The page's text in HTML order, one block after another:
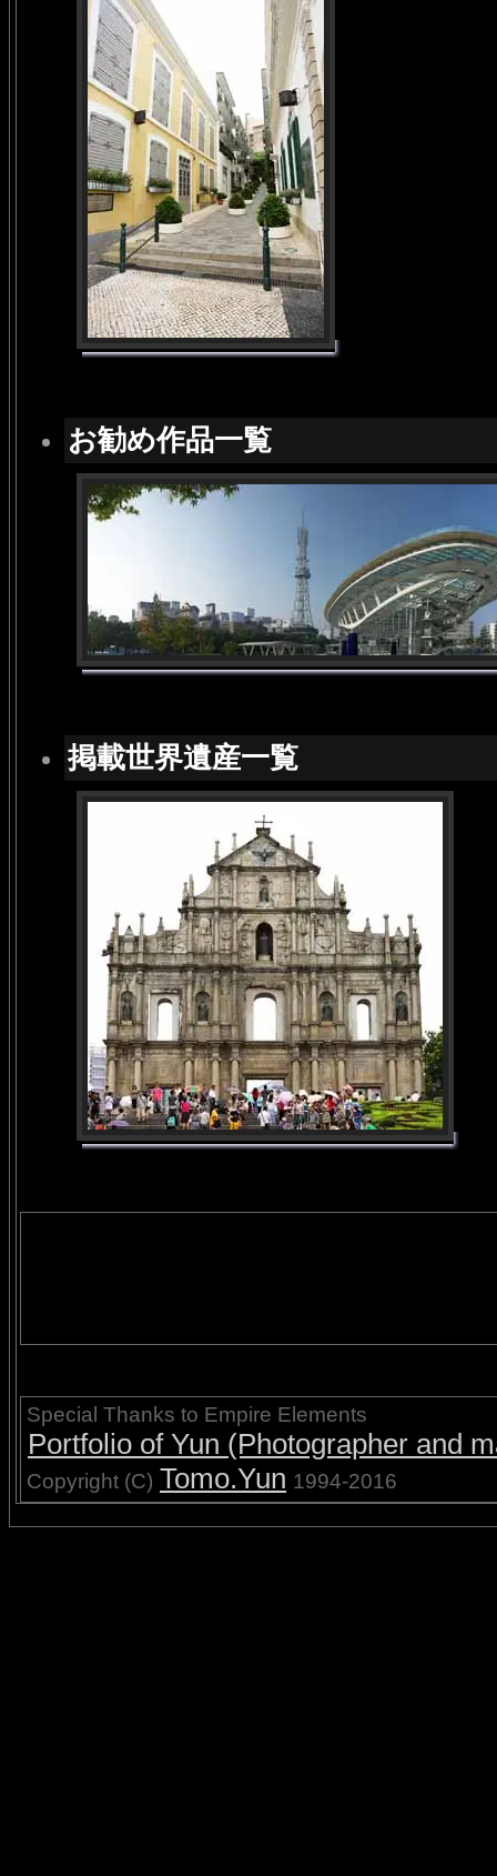
お勧め作品一覧
掲載世界遺産一覧
Special Thanks to Empire Elements
Portfolio of Yun (Photographer and
Copyright (C) Tomo.Yun 1994-2016